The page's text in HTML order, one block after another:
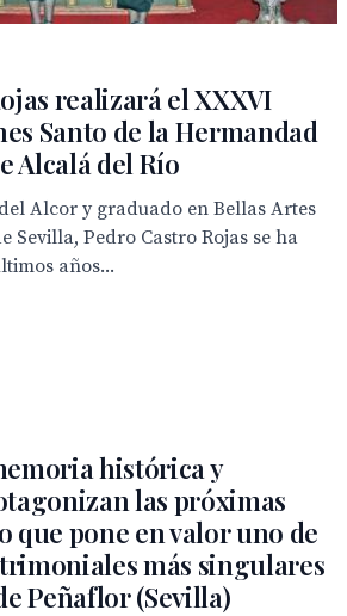
realizará el XXXVI
Santo de la Hermandad
Alcalá del Río
Alcor y graduado en Bellas Artes
Sevilla, Pedro Castro Rojas se ha
años...
histórica y
las próximas
que pone en valor uno de
más singulares
Peñaflor (Sevilla)